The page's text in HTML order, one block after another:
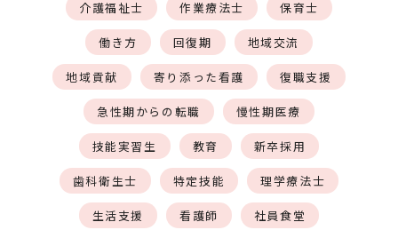
介護福祉士 作業療法士 保育士
働き方 回復期 地域交流
地域貢献 寄り添った看護 復職支援
急性期からの転職 慢性期医療
技能実習生 教育 新卒採用
歯科衛生士 特定技能 理学療法士
生活支援 看護師 社員食堂